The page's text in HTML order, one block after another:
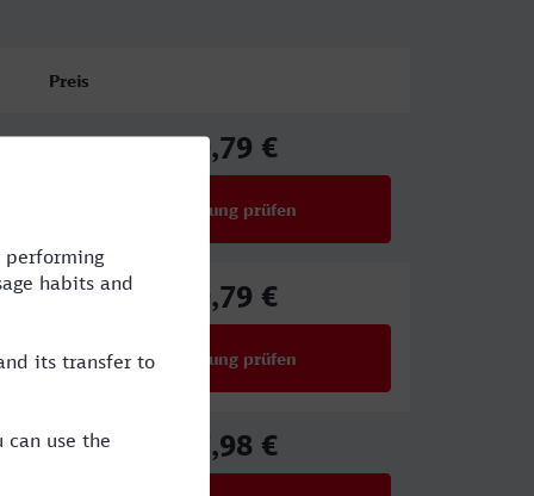
Preis
39,79 €
Verbindung prüfen
39,79 €
Verbindung prüfen
17,98 €